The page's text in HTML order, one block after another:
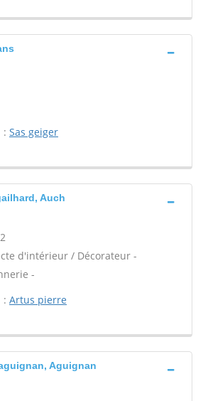
: Sas geiger
Auch
d'intérieur / Décorateur -
-
: Artus pierre
Aguignan